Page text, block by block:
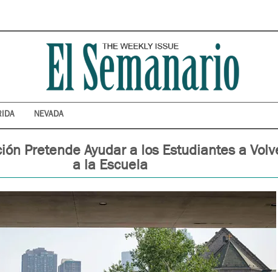
NEVADA
Pretende Ayudar a los Estudiantes a
a la Escuela